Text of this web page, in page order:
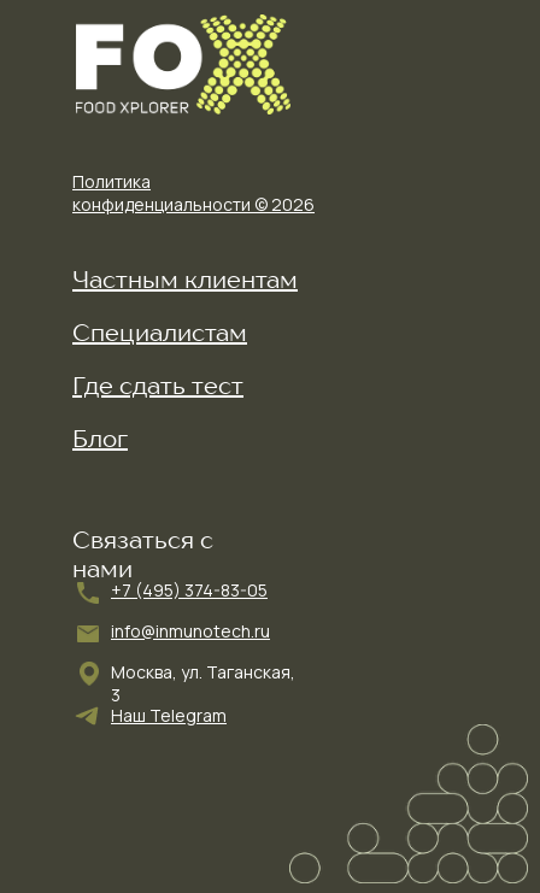
Частным клиентам
Специалистам
Где сдать тест
Блог
Политика
конфиденциальности © 2026
Связаться с
нами
+7 (495) 374-83-05
info@inmunotech.ru
Москва, ул. Таганская,
3
Наш Telegram